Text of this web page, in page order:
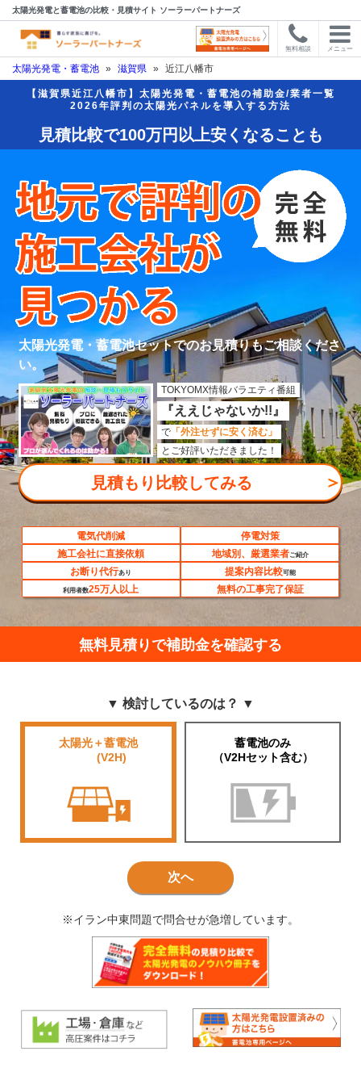
太陽光発電と蓄電池の比較・見積サイト ソーラーパートナーズ
無料相談 メニュー
太陽光発電・蓄電池 » 滋賀県 » 近江八幡市
【滋賀県近江八幡市】太陽光発電・蓄電池の補助金/業者一覧
2026年評判の太陽光パネルを導入する方法
見積比較で100万円以上安くなることも
太陽光発電・蓄電池セットでのお見積りもご相談くださ
い。
TOKYOMX情報バラエティ番組
『ええじゃないか!!』
で 「外注せずに安く済む」
とご好評いただきました！
見積もり比較してみる ＞
電気代削減
停電対策
施工会社に直接依頼
地域別、厳選業者ご紹介
お断り代行あり 提案内容比較可能
利用者数25万人以上 無料の工事完了保証
無料見積りで補助金を確認する
▼ 検討しているのは？ ▼
太陽光＋蓄電池
(V2H)
蓄電池のみ
（V2Hセット含む）
次へ
※イラン中東問題で問合せが急増しています。